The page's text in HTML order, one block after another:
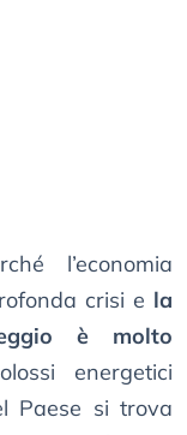
l’economia
crisi e la
è molto
energetici
Paese si trova